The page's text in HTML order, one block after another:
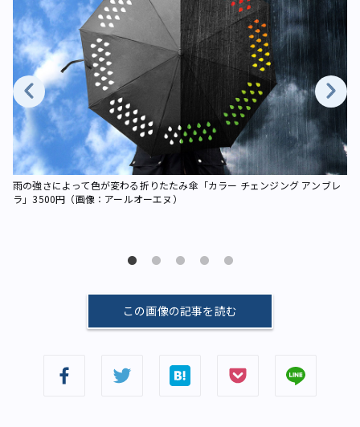
雨の強さによって色が変わる折りたたみ傘「カラー チェンジング アンブレ
ラ」3500円（画像：アールオーエヌ）
この画像の記事を読む